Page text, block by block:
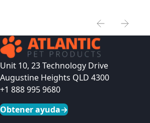
Unit 10, 23 Technology Drive
Augustine Heights QLD 4300
+1 888 995 9680
Obtener ayuda→